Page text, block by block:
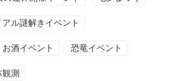
アル謎解きイベント
お酒イベント 恐竜イベント
測